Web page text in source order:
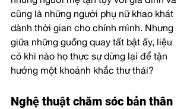
cũng là những người phụ nữ khao khát
dành thời gian cho chính mình. Nhưng
giữa những guồng quay tất bật ấy, liệu
có khi nào họ thực sự dừng lại để tận
hưởng một khoảnh khắc thư thái?
Nghệ thuật chăm sóc bản thân